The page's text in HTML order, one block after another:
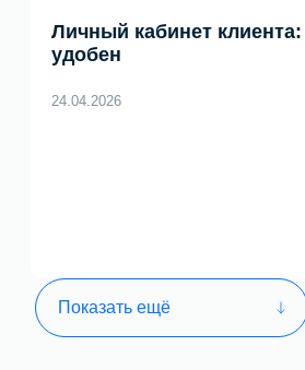
Личный кабинет
удобен
24.04.2026
Показать ещё